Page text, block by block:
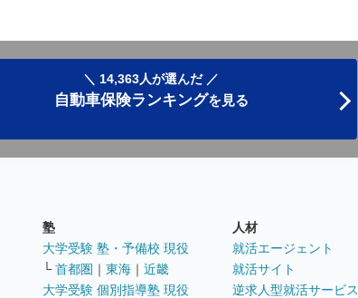
＼ 14,363人が選んだ ／
自動車保険ランキングを見る
塾
大学受験 塾・予備校 現役
└ 首都圏 ｜ 東海 ｜ 近畿
大学受験 個別指導塾 現役
人材
就活エージェント
就活サイト
逆求人型就活サービス